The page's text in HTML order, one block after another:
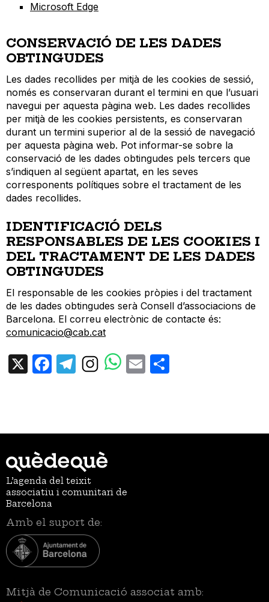
Microsoft Edge
CONSERVACIÓ DE LES DADES
OBTINGUDES
Les dades recollides per mitjà de les cookies de sessió,
només es conservaran durant el termini en que l’usuari
navegui per aquesta pàgina web. Les dades recollides
per mitjà de les cookies persistents, es conservaran
durant un termini superior al de la sessió de navegació
per aquesta pàgina web. Pot informar-se sobre la
conservació de les dades obtingudes pels tercers que
s’indiquen al següent apartat, en les seves
corresponents polítiques sobre el tractament de les
dades recollides.
IDENTIFICACIÓ DELS
RESPONSABLES DE LES COOKIES I
DEL TRACTAMENT DE LES DADES
OBTINGUDES
El responsable de les cookies pròpies i del tractament
de les dades obtingudes serà Consell d’associacions de
Barcelona. El correu electrònic de contacte és:
comunicacio@cab.cat
X Facebook
TelegramEmail
L’agenda del teixit
associatiu i comunitari de
Barcelona
Amb el suport de:
Mitjà de Comunicació associat amb: